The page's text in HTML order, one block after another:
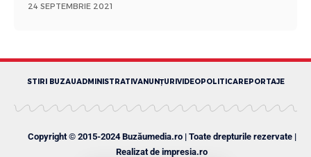
24 SEPTEMBRIE 2021
STIRI BUZAUADMINISTRATIVANUNȚURIVIDEOPOLITICAREPORTAJE
Copyright © 2015-2024 Buzăumedia.ro | Toate drepturile rezervate |
Realizat de impresia.ro